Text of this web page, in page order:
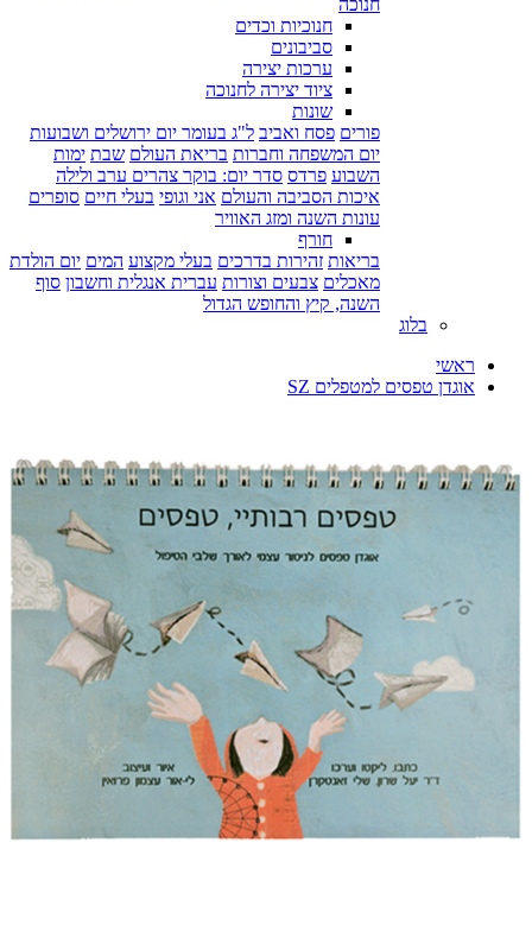
חנוכה
חנוכיות וכדים
סביבונים
ערכות יצירה
ציוד יצירה לחנוכה
שונות
פורים פסח ואביב ל"ג בעומר יום ירושלים ושבועות
יום המשפחה וחברות בריאת העולם שבת ימות
השבוע פרדס סדר יום: בוקר צהרים ערב ולילה
איכות הסביבה והעולם אני וגופי בעלי חיים סופרים
עונות השנה ומזג האוויר
חורף
בריאות זהירות בדרכים בעלי מקצוע המים יום הולדת
מאכלים צבעים וצורות עברית אנגלית וחשבון סוף
השנה, קיץ והחופש הגדול
בלוג
ראשי
אוגדן טפסים למטפלים SZ